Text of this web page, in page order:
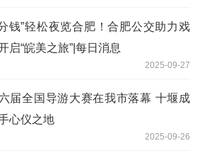
钱”轻松夜览合肥！合肥公交助力戏
启“皖美之旅”|每日消息
2025-09-27
届全国导游大赛在我市落幕 十堰成
心仪之地
2025-09-26